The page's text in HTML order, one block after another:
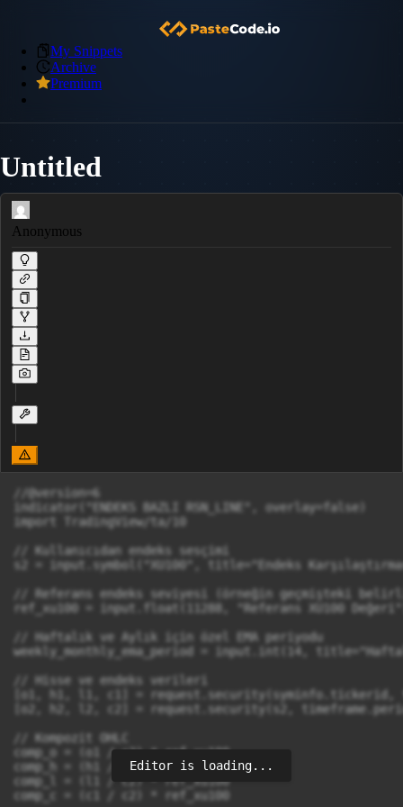
My Snippets
Archive
Premium
Untitled
Anonymous
//@version=6
indicator("ENDEKS BAZLI RSN_LINE", overlay=false)
import TradingView/ta/10
// Kullanıcıdan endeks sesçimi
s2 = input.symbol("XU100", title="Endeks
// Referans endeks seviyesi (örneğin geçmişteki
ref_xu100 = input.float(11288, "Referans XU100
// Haftalık ve Aylık için özel EMA periyodu
weekly_monthly_ema_period = input.int(14,
// Hisse ve endeks verileri
[o1, h1, l1, c1] = request.security(syminfo.tickerid,
[o2, h2, l2, c2] = request.security(s2,
// Kompozit OHLC
comp_o = (o1 / c2) * ref_xu100
comp_h = (h1 / c2) * ref_xu100
comp_l = (l1 / c2) * ref_xu100
comp_c = (c1 / c2) * ref_xu100
Editor is loading...